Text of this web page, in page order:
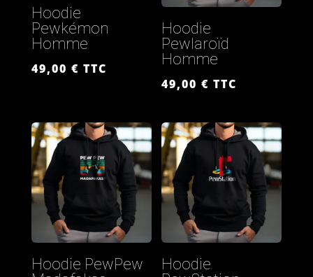
Hoodie
Pewkémon
Homme
49,00 € TTC
Hoodie
Pewlaroïd
Homme
49,00€ TTC
Hoodie PewPew
Hoodie